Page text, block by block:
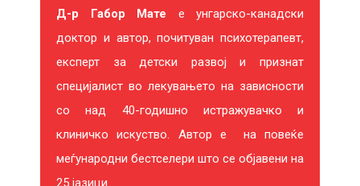
Д-р Габор Мате е унгарско-канадски
доктор и автор, почитуван психотерапевт,
експерт за детски развој и признат
специјалист во лекувањето на зависности
со над 40-годишно истражувачко и
клиничко искуство. Автор е на повеќе
меѓународни бестселери што се објавени на
25 јазици.